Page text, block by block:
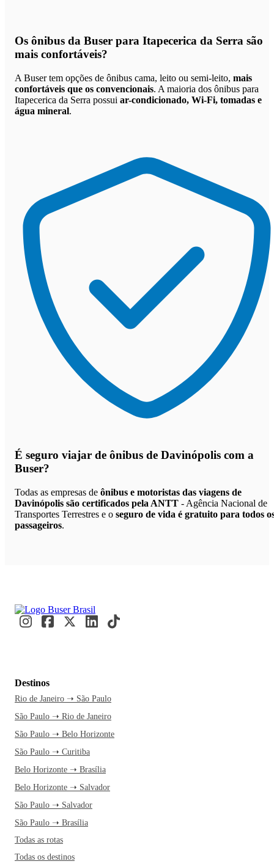
Os ônibus da Buser para Itapecerica da Serra são
mais confortáveis?
A Buser tem opções de ônibus cama, leito ou semi-leito, mais
confortáveis que os convencionais. A maioria dos ônibus para
Itapecerica da Serra possui ar-condicionado, Wi-Fi, tomadas e
água mineral.
É seguro viajar de ônibus de Davinópolis com a
Buser?
Todas as empresas de ônibus e motoristas das viagens de
Davinópolis são certificados pela ANTT - Agência Nacional de
Transportes Terrestres e o seguro de vida é gratuito para todos
passageiros.
Destinos
Rio de Janeiro ➝ São Paulo
São Paulo ➝ Rio de Janeiro
São Paulo ➝ Belo Horizonte
São Paulo ➝ Curitiba
Belo Horizonte ➝ Brasília
Belo Horizonte ➝ Salvador
São Paulo ➝ Salvador
São Paulo ➝ Brasília
Todas as rotas
Todas os destinos